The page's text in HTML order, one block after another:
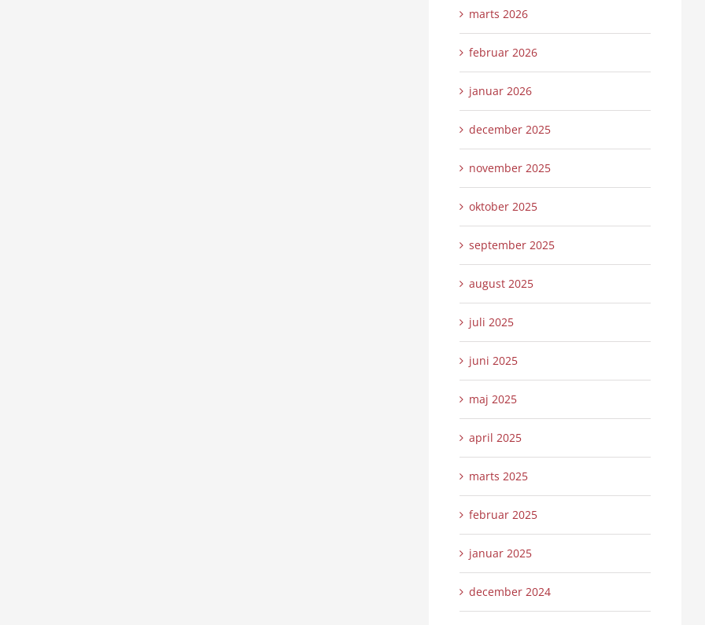
marts 2026
februar 2026
januar 2026
december 2025
november 2025
oktober 2025
september 2025
august 2025
juli 2025
juni 2025
maj 2025
april 2025
marts 2025
februar 2025
januar 2025
december 2024